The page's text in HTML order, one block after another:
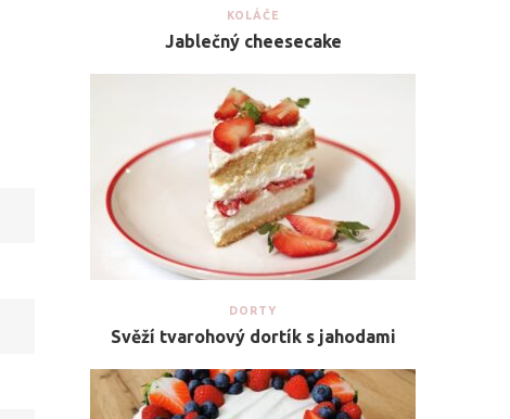
KOLÁČE
Jablečný cheesecake
DORTY
Svěží tvarohový dortík s jahodami